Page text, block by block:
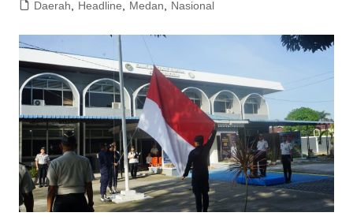
Daerah
Headline Medan Nasional